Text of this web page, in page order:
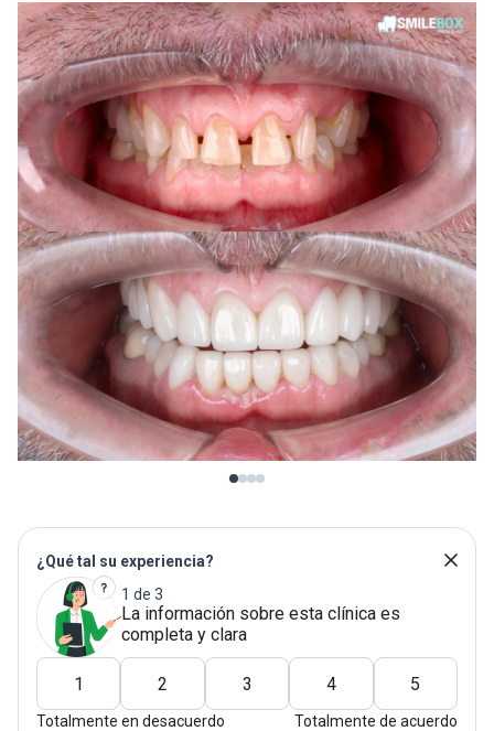
¿Qué tal su experiencia?
1 de 3
La información sobre esta clínica es
completa y clara
1 2 3 4 5
Totalmente en desacuerdo Totalmente de acuerdo